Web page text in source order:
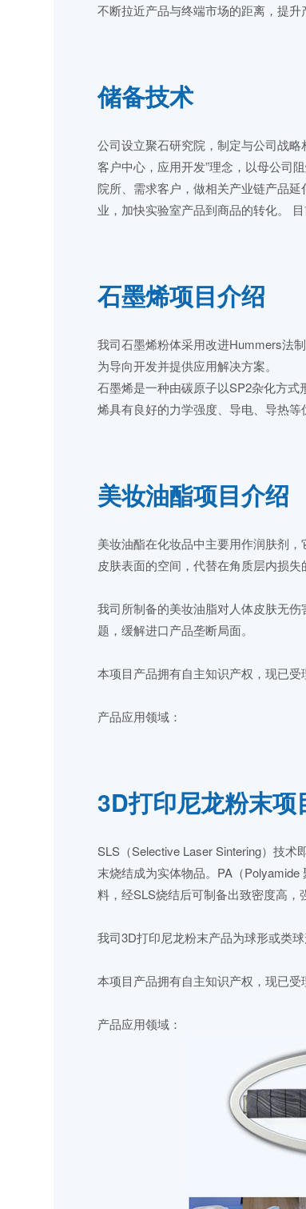
不断拉近产品与终端市场的距离，提升
储备技术
公司设立聚石研究院，制定与公司战
客户中心，应用开发”理念，以母公司
院所、需求客户，做相关产业链产品
业，加快实验室产品到商品的转化。
石墨烯项目介绍
我司石墨烯粉体采用改进Hummers法
为导向开发并提供应用解决方案。
石墨烯是一种由碳原子以SP2杂化方
烯具有良好的力学强度、导电、导热等
美妆油酯项目介绍
美妆油酯在化妆品中主要用作润肤剂
皮肤表面的空间，代替在角质层内损失
我司所制备的美妆油脂对人体皮肤无
题，缓解进口产品垄断局面。
本项目产品拥有自主知识产权，现已受
产品应用领域：
3D打印尼龙粉末项
SLS（Selective Laser Sintering）技
末烧结成为实体物品。PA（
料，经SLS烧结后可制备出致密度高，
我司3D打印尼龙粉末产品为球形或类
本项目产品拥有自主知识产权，现已受
产品应用领域：